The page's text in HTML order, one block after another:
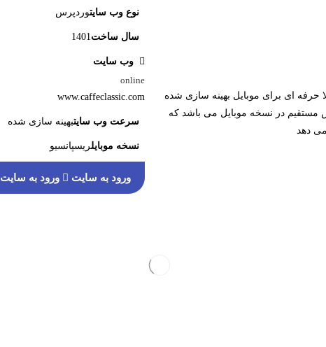
ای برای موبایل بهینه سازی شده
مستقیم در نسخه موبایل می باشد که
می دهد
نوع وب سایتوردپرس
سال ساخت1401
وب سایت
online
www.caffeclassic.com
سرعت وب سایتبهینه سازی شده
نسخه موبایلریسپانسیو
ورود به سایت ورود به سایت